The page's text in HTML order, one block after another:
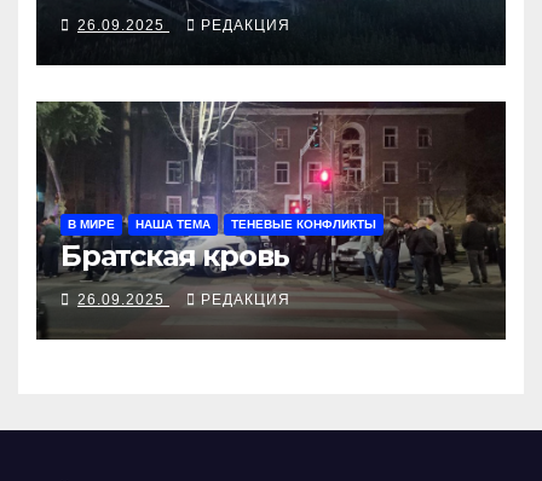
26.09.2025 РЕДАКЦИЯ
В МИРЕ НАША ТЕМА ТЕНЕВЫЕ КОНФЛИКТЫ
Братская кровь
26.09.2025 РЕДАКЦИЯ